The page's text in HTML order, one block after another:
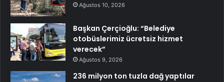
Ağustos 10, 2026
Başkan Çerçioğlu: “Belediye
otobüslerimiz ücretsiz hizmet
verecek”
Ağustos 9, 2026
236 milyon ton tuzla dağ yaptılar